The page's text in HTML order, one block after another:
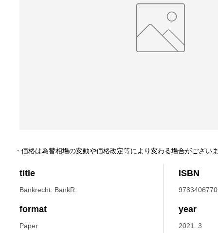
title
Bankrecht: BankR.
ISBN
format
Paper
year
2021. 3
・価格は為替相場の変動や価格改定等により変わる場合がござい